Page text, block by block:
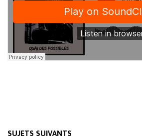
Post
SUJETS SUIVANTS